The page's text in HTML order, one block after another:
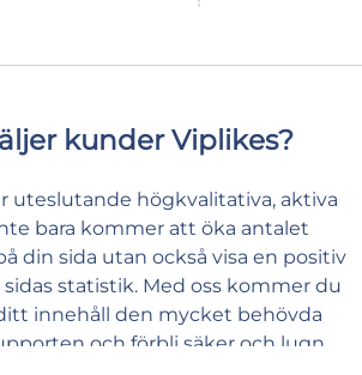
kunder Viplikes?
uteslutande högkvalitativa, aktiva
bara kommer att öka antalet
din sida utan också visa en positiv
statistik. Med oss kommer du
innehåll den mycket behövda
och förbli säker och lugn.